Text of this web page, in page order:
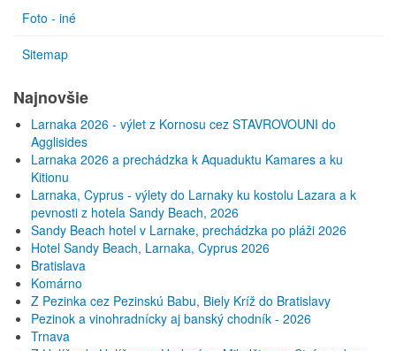
Foto - iné
Sitemap
Najnovšie
Larnaka 2026 - výlet z Kornosu cez STAVROVOUNI do
Agglisides
Larnaka 2026 a prechádzka k Aquaduktu Kamares a ku
Kitionu
Larnaka, Cyprus - výlety do Larnaky ku kostolu Lazara a k
pevnosti z hotela Sandy Beach, 2026
Sandy Beach hotel v Larnake, prechádzka po pláži 2026
Hotel Sandy Beach, Larnaka, Cyprus 2026
Bratislava
Komárno
Z Pezinka cez Pezinskú Babu, Biely Kríž do Bratislavy
Pezinok a vinohradnícky aj banský chodník - 2026
Trnava